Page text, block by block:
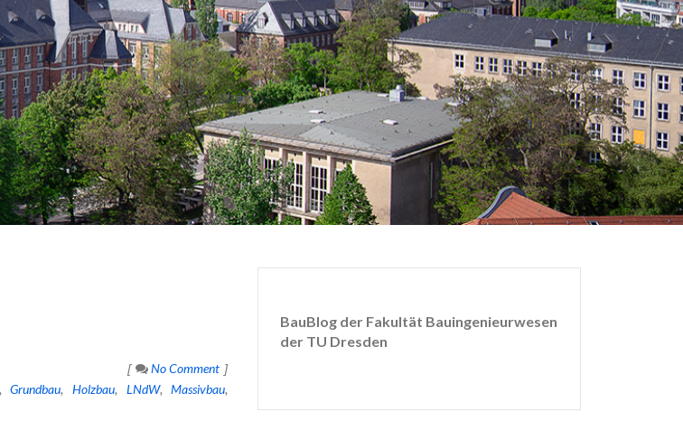
No Comment
Grundbau Holzbau LNdW
Massivbau
BauBlog der Fakultät Bauingenieurwesen
der TU Dresden